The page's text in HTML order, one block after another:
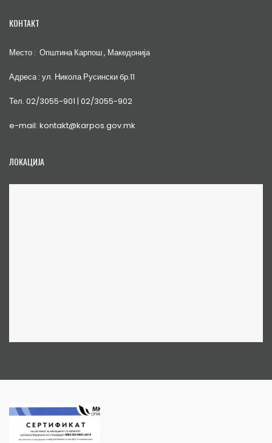
КОНТАКТ
Место : Општина Карпош , Македонија
Адреса : ул. Никола Русински бр.11
Тел. 02/3055-901 | 02/3055-902
e-mail: kontakt@karpos.gov.mk
ЛОКАЦИЈА